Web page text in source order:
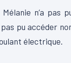
n’a pas
pas pu accéder
électrique.